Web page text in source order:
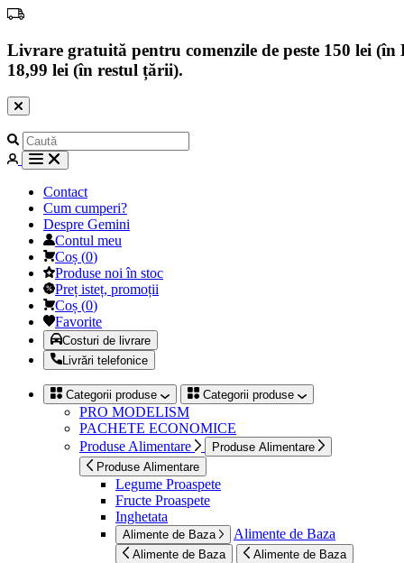
Livrare gratuită pentru comenzile de peste 150 lei
18,99 lei (în restul țării).
Contact
Cum cumperi?
Despre Gemini
Contul meu
Coș (0)
Produse noi în stoc
Preț isteț, promoții
Coș (0)
Favorite
Costuri de livrare
Livrări telefonice
Categorii produse Categorii produse
PRO MODELISM
PACHETE ECONOMICE
Produse Alimentare
Produse Alimentare
Produse Alimentare
Legume Proaspete
Fructe Proaspete
Inghetata
Alimente de Baza Alimente de Baza
Alimente de Baza Alimente de Baza